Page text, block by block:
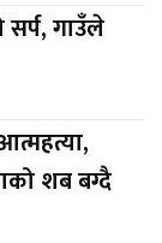
सर्प, गाउँले
शब बग्दै